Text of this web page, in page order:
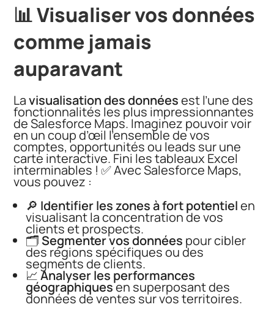
📊 Visualiser vos données
comme jamais
auparavant
Lavisualisation des donnéesest l’une des
fonctionnalités les plus impressionnantes
de Salesforce Maps. Imaginez pouvoir voir
en un coup d’œil l’ensemble de vos
comptes, opportunités ou leads sur une
carte interactive. Fini les tableaux Excel
interminables ! ✅ Avec Salesforce Maps,
vous pouvez :
🔎 Identifier les zones à fort potentielen
visualisant la concentration de vos
clients et prospects.
🗂️ Segmenter vos données pour cibler
des régions spécifiques ou des
segments de clients.
📈Analyser les performances
géographiquesen superposant des
données de ventes sur vos territoires.